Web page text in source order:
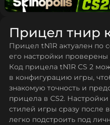
Прицел тнир
Прицел tN1R актуален по
его настройки
Код прицела tN1R CS 2
в конфигурацию игры,
знакомую точность и
прицела в CS2.
стилей игры сразу после
легко подстроить под